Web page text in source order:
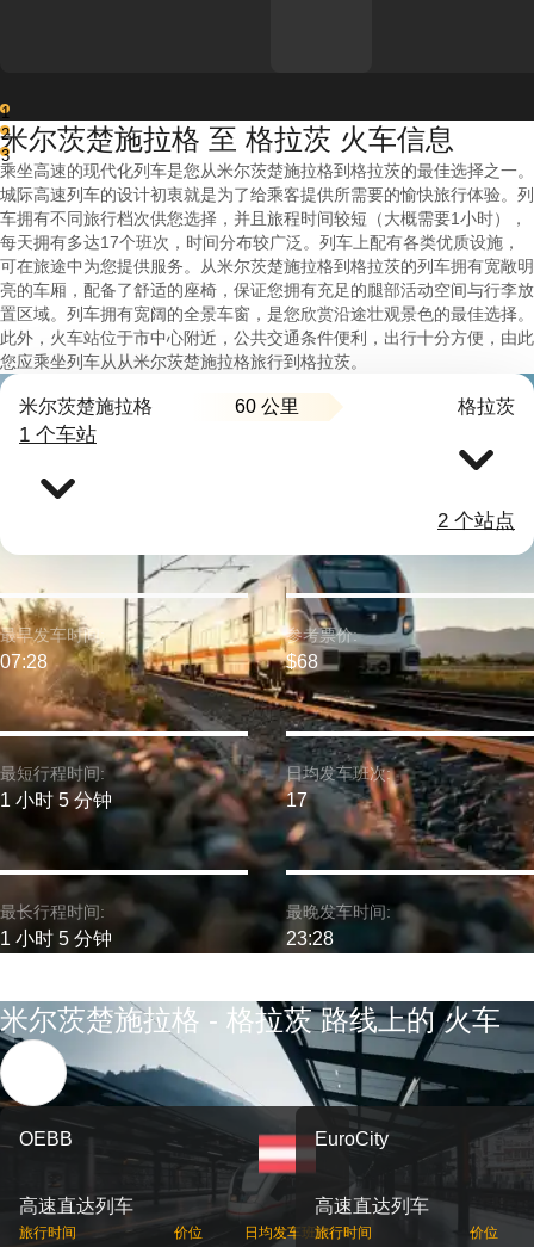
1
2
3
米尔茨楚施拉格 至 格拉茨 火车信息
乘坐高速的现代化列车是您从米尔茨楚施拉格到格拉茨的最佳选择之一。
城际高速列车的设计初衷就是为了给乘客提供所需要的愉快旅行体验。列
车拥有不同旅行档次供您选择，并且旅程时间较短（大概需要1小时），
每天拥有多达17个班次，时间分布较广泛。列车上配有各类优质设施，
可在旅途中为您提供服务。从米尔茨楚施拉格到格拉茨的列车拥有宽敞明
亮的车厢，配备了舒适的座椅，保证您拥有充足的腿部活动空间与行李放
置区域。列车拥有宽阔的全景车窗，是您欣赏沿途壮观景色的最佳选择。
此外，火车站位于市中心附近，公共交通条件便利，出行十分方便，由此
您应乘坐列车从从米尔茨楚施拉格旅行到格拉茨。
米尔茨楚施拉格 60 公里 格拉茨
1 个车站
2 个站点
最短行程时间:
1 小时 5 分钟
最早发车时间:
07:28
最长行程时间:
1 小时 5 分钟
参考票价:
$68
日均发车班次:
17
最晚发车时间:
23:28
米尔茨楚施拉格 - 格拉茨 路线上的 火车
OEBB
高速直达列车
旅行时间 价位 日均发车班次
EuroCity
高速直达列车
旅行时间 价位